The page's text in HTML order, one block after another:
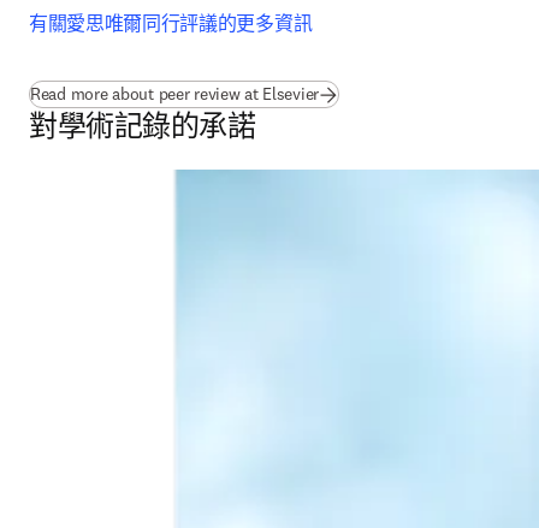
有關愛思唯爾同行評議的更多資訊
Read more about peer review at Elsevier
對學術記錄的承諾